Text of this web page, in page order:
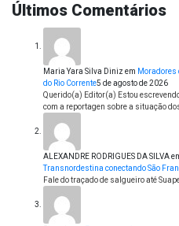
Últimos Comentários
Maria Yara Silva Diniz em Moradores
do Rio Corrente5 de agosto de 2026
Querido(a) Editor(a) Estou
com a reportagen sobre a situação
ALEXANDRE RODRIGUES DA SILVA
Transnordestina conectando São
Fale do traçado de salgueiro até